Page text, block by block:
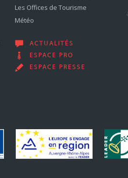
Les Offices de Tourisme
Météo
ACTUALITÉS
ESPACE PRO
ESPACE PRESSE